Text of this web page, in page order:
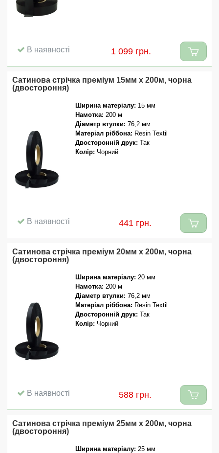
В наявності 1 099 грн.
Сатинова стрічка преміум 15мм x 200м, чорна
(двостороння)
Ширина матеріалу: 15 мм
Намотка: 200 м
Діаметр втулки: 76,2 мм
Матеріал ріббона: Resin Textil
Двосторонній друк: Так
Колір: Чорний
В наявності 441 грн.
Сатинова стрічка преміум 20мм x 200м, чорна
(двостороння)
Ширина матеріалу: 20 мм
Намотка: 200 м
Діаметр втулки: 76,2 мм
Матеріал ріббона: Resin Textil
Двосторонній друк: Так
Колір: Чорний
В наявності 588 грн.
Сатинова стрічка преміум 25мм x 200м, чорна
(двостороння)
Ширина матеріалу: 25 мм